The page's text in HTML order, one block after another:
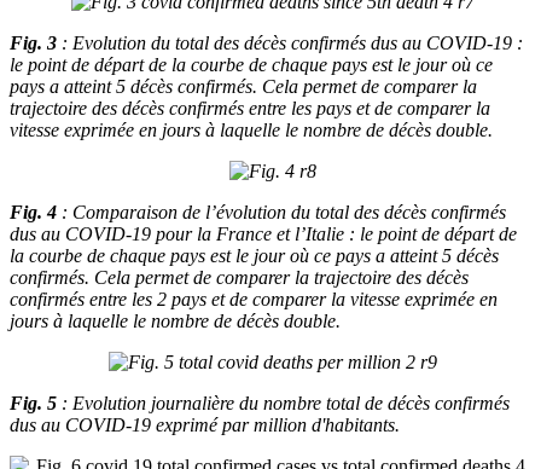
Fig. 3 : Evolution du total des décès confirmés dus au COVID-19 :
le point de départ de la courbe de chaque pays est le jour où ce
pays a atteint 5 décès confirmés. Cela permet de comparer la
trajectoire des décès confirmés entre les pays et de comparer la
vitesse exprimée en jours à laquelle le nombre de décès double.
Fig. 4 : Comparaison de l’évolution du total des décès confirmés
dus au COVID-19 pour la France et l’Italie : le point de départ de
la courbe de chaque pays est le jour où ce pays a atteint 5 décès
confirmés. Cela permet de comparer la trajectoire des décès
confirmés entre les 2 pays et de comparer la vitesse exprimée en
jours à laquelle le nombre de décès double.
Fig. 5 : Evolution journalière du nombre total de décès confirmés
dus au COVID-19 exprimé par million d'habitants.